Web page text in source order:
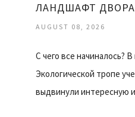
ЛАНДШАФТ ДВОРА
AUGUST 08, 2026
С чего все начиналось?
Экологической тропе
выдвинули интересную